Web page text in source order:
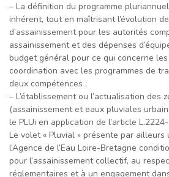
– La définition du programme
inhérent, tout en maîtrisant l’évolution
d’assainissement pour les autorités
assainissement et des dépenses
budget général pour ce qui concerne
coordination avec les programmes de
deux compétences ;
– L’établissement ou l’actualisation des
(assainissement et eaux pluviales
le PLUi en application de l’article
Le volet « Pluvial » présente par
l’Agence de l’Eau Loire-Bretagne
pour l’assainissement collectif, au
réglementaires et à un engagement